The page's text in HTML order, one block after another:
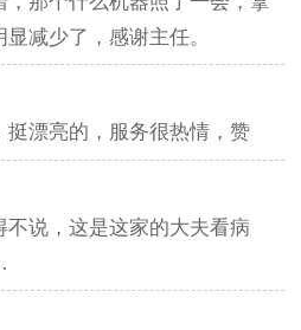
减少了，感谢主任。
漂亮的，服务很热情，赞
不说，这是这家的大夫看病